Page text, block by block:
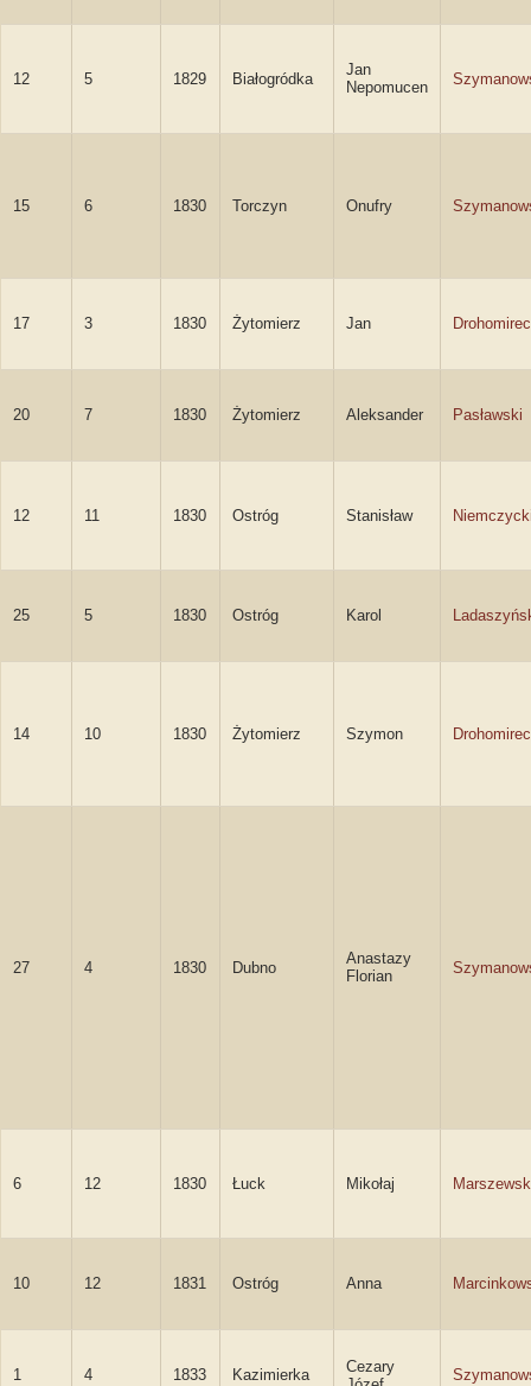
12 5 1829 Białogródka
Jan
Nepomucen
15 6 1830 Torczyn Onufry
17 3 1830 Żytomierz Jan
20 7 1830 Żytomierz Aleksander Pasławski
12 11 1830 Ostróg Stanisław
25 5 1830 Ostróg Karol
14 10 1830 Żytomierz Szymon
27 4 1830 Dubno
Anastazy
Florian
6 12 1830 Łuck Mikołaj
10 12 1831 Ostróg Anna
1 4 1833 Kazimierka
Cezary